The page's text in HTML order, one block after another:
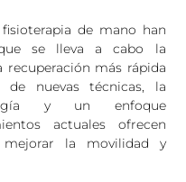
de mano han
se lleva a cabo la
más rápida
nuevas técnicas, la
y un enfoque
actuales ofrecen
mejorar la movilidad y